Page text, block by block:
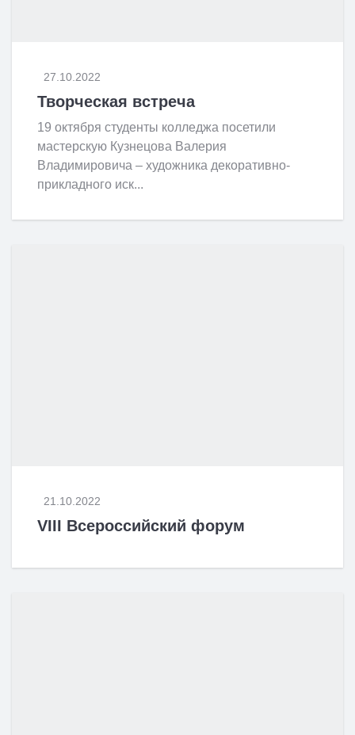
27.10.2022
Творческая встреча
19 октября студенты колледжа посетили
мастерскую Кузнецова Валерия
Владимировича – художника декоративно-
прикладного иск...
21.10.2022
VIII Всероссийский форум